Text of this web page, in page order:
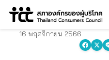
Skip
16 พฤศจิกายน 2566